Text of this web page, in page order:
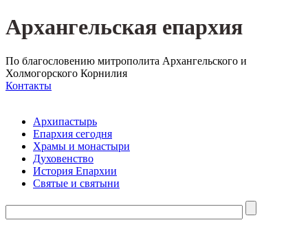
Архангельская епархия
По благословению митрополита Архангельского и
Холмогорского Корнилия
Контакты
Архипастырь
Епархия сегодня
Храмы и монастыри
Духовенство
История Епархии
Святые и святыни